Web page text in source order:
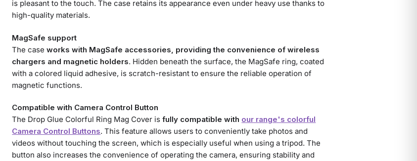
is pleasant to the touch. The case retains its appearance even under heavy use thanks to
high-quality materials.
MagSafe support
The caseworks with MagSafe accessories, providing the convenience of wireless
chargers and magnetic holders. Hidden beneath the surface, the MagSafe ring, coated
with a colored liquid adhesive, is scratch-resistant to ensure the reliable operation of
magnetic functions.
Compatible with Camera Control Button
The Drop Glue Colorful Ring Mag Cover isfully compatible with our range's colorful
Camera Control Buttons. This feature allows users to conveniently take photos and
videos without touching the screen, which is especially useful when using a tripod. The
button also increases the convenience of operating the camera, ensuring stability and